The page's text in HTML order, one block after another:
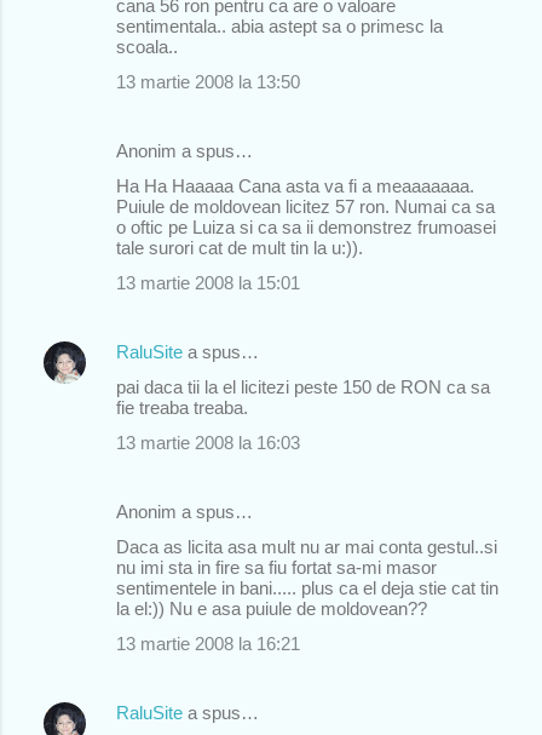
cana 56 ron pentru ca are o valoare
sentimentala.. abia astept sa o primesc la
scoala..
13 martie 2008 la 13:50
Anonim a spus…
Ha Ha Haaaaa Cana asta va fi a meaaaaaaa.
Puiule de moldovean licitez 57 ron. Numai ca sa
o oftic pe Luiza si ca sa ii demonstrez frumoasei
tale surori cat de mult tin la u:)).
13 martie 2008 la 15:01
RaluSite a spus…
pai daca tii la el licitezi peste 150 de RON ca sa
fie treaba treaba.
13 martie 2008 la 16:03
Anonim a spus…
Daca as licita asa mult nu ar mai conta gestul..si
nu imi sta in fire sa fiu fortat sa-mi masor
sentimentele in bani..... plus ca el deja stie cat tin
la el:)) Nu e asa puiule de moldovean??
13 martie 2008 la 16:21
RaluSite a spus…